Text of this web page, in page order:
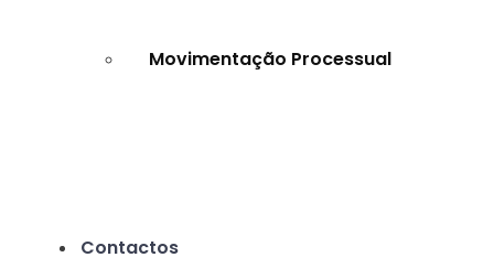
Movimentação Processual
Contactos